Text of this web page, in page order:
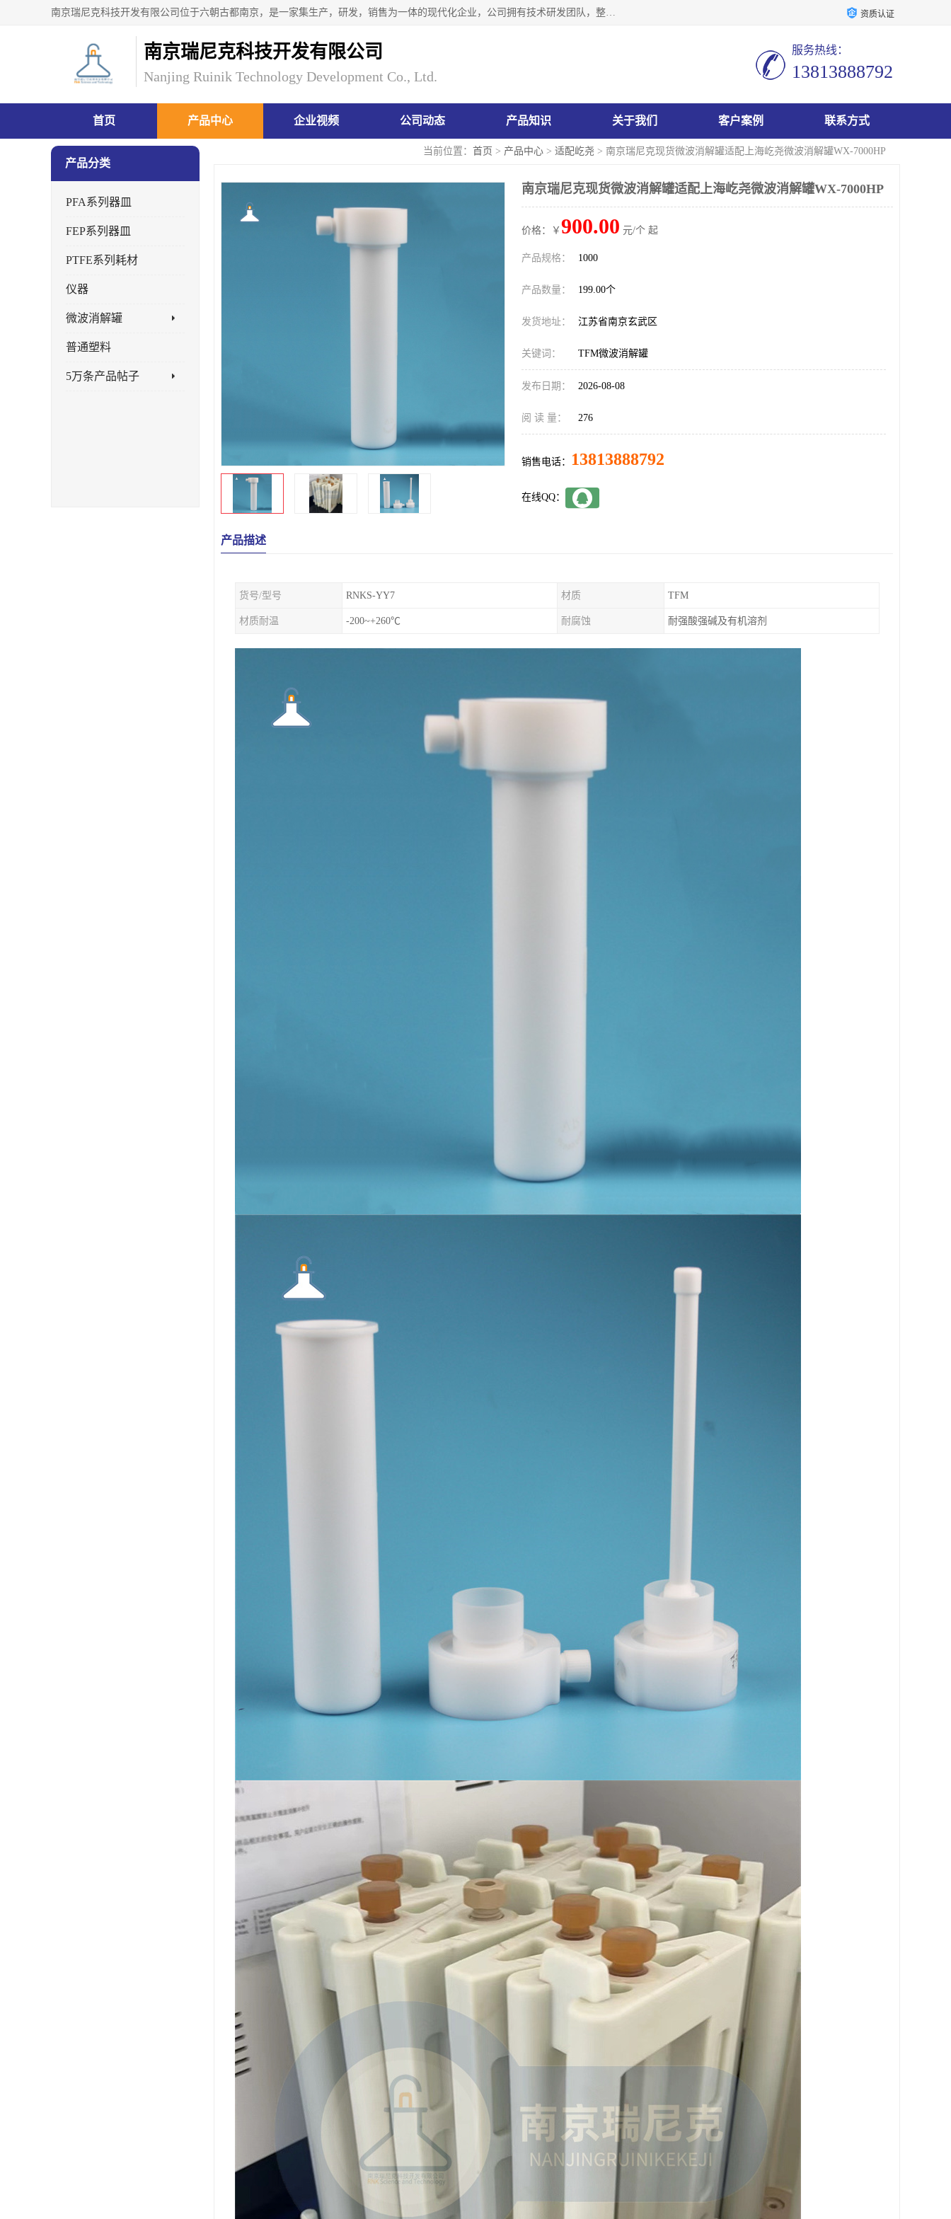
南京瑞尼克科技开发有限公司位于六朝古都南京，是一家集生产，研发，销售为一体的现代化企业，公司拥有技术研发团队，整洁明亮的厂房及的技术仪器设备，技术力量雄厚。公司长久以来一直坚持以生产研发国内完mei的痕量分析器皿为目标，客户满意的实验需求是我们永远的追求。长久以来与客户建立了良好的合作关系，在同行业中建立了自己的信誉与品牌。公司将一如既往的奋进不息，为客户带来为舒心的服务！ 资质认证
南京瑞尼克科技开发有限公司
Nanjing Ruinik Technology Development Co., Ltd.
服务热线：
13813888792
首页 产品中心 企业视频 公司动态 产品知识 关于我们 客户案例 联系方式
当前位置： 首页 > 产品中心 > 适配屹尧 > 南京瑞尼克现货微波消解罐适配上海屹尧微波消解罐WX-7000HP
产品分类
PFA系列器皿
FEP系列器皿
PTFE系列耗材
仪器
微波消解罐
普通塑料
5万条产品帖子
南京瑞尼克现货微波消解罐适配上海屹尧微波消解罐WX-7000HP
价格：￥ 900.00 元/个 起
产品规格： 1000
产品数量： 199.00个
发货地址： 江苏省南京玄武区
关键词： TFM微波消解罐
发布日期： 2026-08-08
阅 读 量： 276
销售电话： 13813888792
在线QQ：
产品描述
货号/型号 RNKS-YY7 材质 TFM
材质耐温 -200~+260℃ 耐腐蚀 耐强酸强碱及有机溶剂